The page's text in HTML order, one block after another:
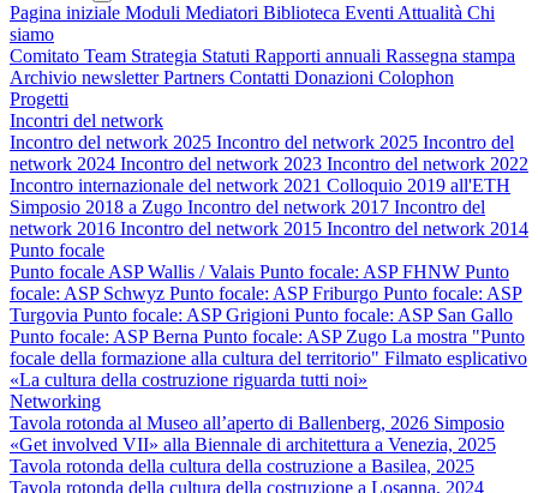
Pagina iniziale Moduli Mediatori Biblioteca Eventi Attualità Chi
siamo
Comitato Team Strategia Statuti Rapporti annuali Rassegna stampa
Archivio newsletterPartners Contatti Donazioni Colophon
Progetti
Incontri del network
Incontro del network 2025 Incontro del network 2025 Incontro del
network 2024 Incontro del network 2023 Incontro del network 2022
Incontro internazionale del network 2021 Colloquio 2019 all'ETH
Simposio 2018 a Zugo Incontro del network 2017 Incontro del
network 2016 Incontro del network 2015 Incontro del network 2014
Punto focale
Punto focale ASP Wallis / Valais Punto focale: ASP FHNW Punto
focale: ASP Schwyz Punto focale: ASP Friburgo Punto focale: ASP
Turgovia Punto focale: ASP Grigioni Punto focale: ASP San Gallo
Punto focale: ASP Berna Punto focale: ASP Zugo La mostra "Punto
focale della formazione alla cultura del territorio" Filmato esplicativo
«La cultura della costruzione riguarda tutti noi»
Networking
Tavola rotonda al Museo all’aperto di Ballenberg, 2026 Simposio
«Get involved VII» alla Biennale di architettura a Venezia, 2025
Tavola rotonda della cultura della costruzione a Basilea, 2025
Tavola rotonda della cultura della costruzione a Losanna, 2024